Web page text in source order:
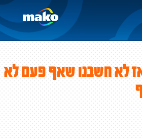
לא חשבנו שאף פעם לא